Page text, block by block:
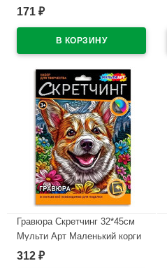
Арт арт.SCRATCHART-GOLD-
171 ₽
Гравюра Скретчинг 32*45см
Мульти Арт Маленький корги
арт.SCR30X40-123482
312 ₽